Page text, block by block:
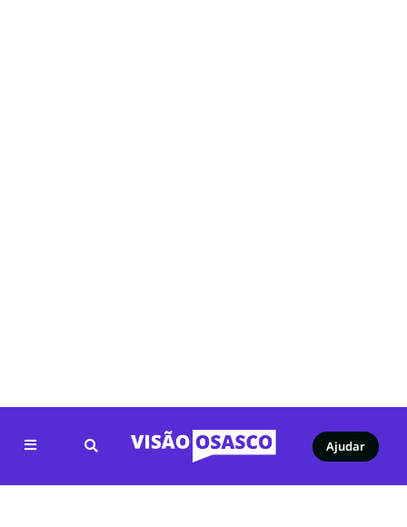
Ajudar